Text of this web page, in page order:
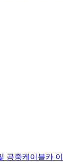
공중케이블카 이